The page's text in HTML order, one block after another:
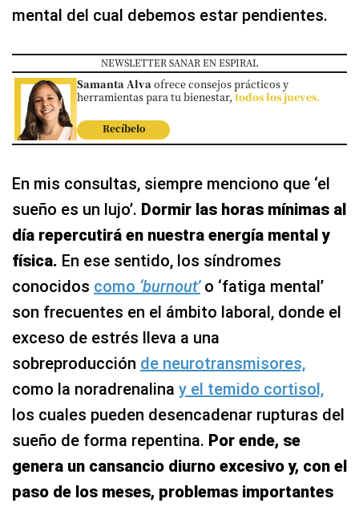
mental del cual debemos estar pendientes.
NEWSLETTER SANAR EN ESPIRAL
Samanta Alva ofrece consejos prácticos y
herramientas para tu bienestar,todos los jueves.
Recíbelo
En mis consultas, siempre menciono que ‘el
sueño es un lujo’. Dormir las horas mínimas al
día repercutirá en nuestra energía mental y
física. En ese sentido, los síndromes
conocidos como ‘burnout’o ‘fatiga mental’
son frecuentes en el ámbito laboral, donde el
exceso de estrés lleva a una
sobreproducción de neurotransmisores,
como la noradrenalina y el temido cortisol,
los cuales pueden desencadenar rupturas del
sueño de forma repentina. Por ende, se
genera un cansancio diurno excesivo y, con el
paso de los meses, problemas importantes